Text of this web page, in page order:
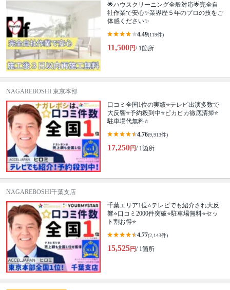
🌟ハウスクリーニング全般対応🌟完全自
社作業で安心✨業界歴５年のプロの技をご
体感ください✨
4.49(119件)
11,500円/ 1箇所
NAGAREBOSHI 東京本部
口コミ全国1位の実績⭐テレビ出演多数で
大反響⭐予約殺到中⭐ピカピカ徹底清掃⭐
駐車場代無料⭐
4.76(9,913件)
17,250円/ 1箇所
NAGAREBOSHI千葉支店
千葉エリア1位⭐テレビでも紹介され大反
響⭐️口コミ2000件突破⭐️駐車場無料⭐セッ
ト割お得⭐
4.77(2,143件)
15,525円/ 1箇所